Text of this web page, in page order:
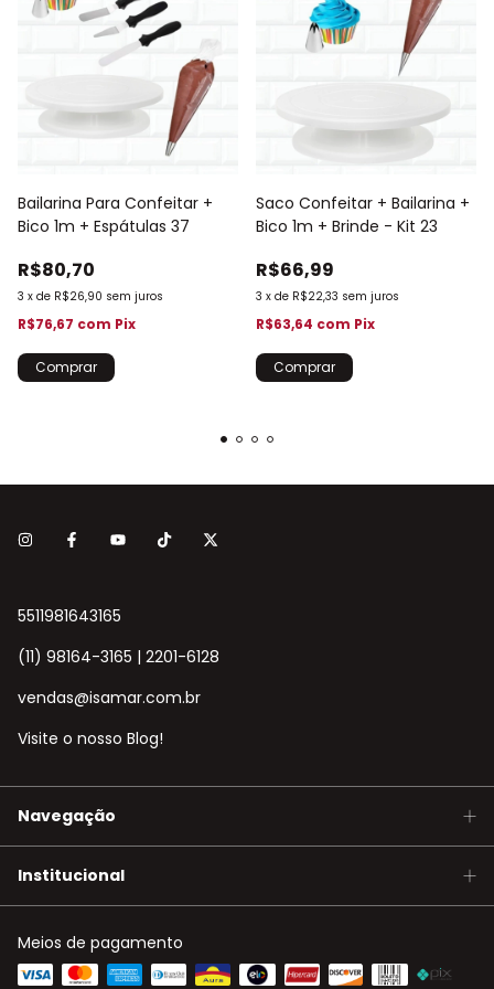
Bailarina Para Confeitar +
Bico 1m + Espátulas 37
R$80,70
3 x de R$26,90 sem juros
R$76,67 com Pix
Saco Confeitar + Bailarina +
Bico 1m + Brinde - Kit 23
R$66,99
3 x de R$22,33 sem juros
R$63,64 com Pix
5511981643165
(11) 98164-3165 | 2201-6128
vendas@isamar.com.br
Visite o nosso Blog!
Navegação
Institucional
Meios de pagamento